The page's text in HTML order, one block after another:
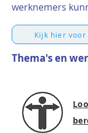
werknemers
Kijk hier
Thema's en